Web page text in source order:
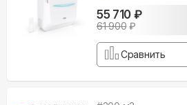
55 710 ₽
61 900₽
Сравнить